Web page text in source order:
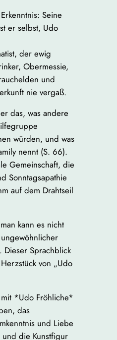
Seine
er selbst, Udo
der ewig
Obermessie,
und
nie vergaß.
das, was andere
würden, und was
nennt (S. 66).
Gemeinschaft, die
Sonntagsapathie
auf dem Drahtseil
kann es nicht
Dieser Sprachblick
von „Udo
mit *Udo Fröhliche*
das
und Liebe
die Kunstfigur